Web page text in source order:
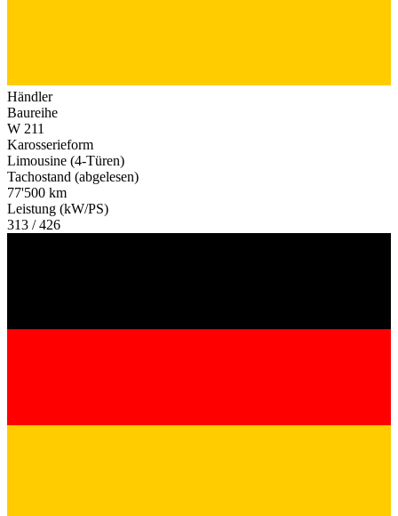
Händler
Baureihe
W 211
Karosserieform
Limousine (4-Türen)
Tachostand (abgelesen)
77'500 km
Leistung (kW/PS)
313 / 426